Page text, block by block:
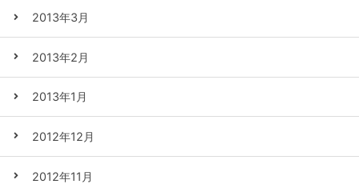
2013年3月
2013年2月
2013年1月
2012年12月
2012年11月